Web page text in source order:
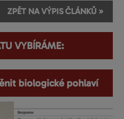
ZPĚT NA VÝPIS ČLÁNKŮ »
VYBÍRÁME:
biologické pohlaví